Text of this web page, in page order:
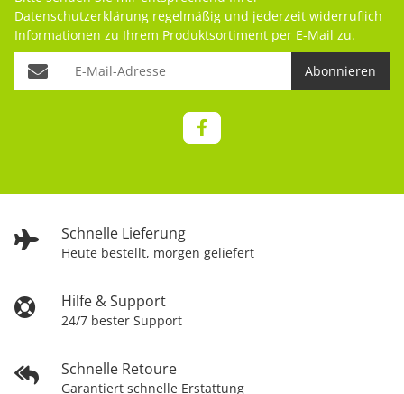
Schnelle Lieferung
Heute bestellt, morgen geliefert
Hilfe & Support
24/7 bester Support
Schnelle Retoure
Garantiert schnelle Erstattung
Datenschutzerklärung regelmäßig und jederzeit widerruflich
Informationen zu Ihrem Produktsortiment per E-Mail zu.
Abonnieren